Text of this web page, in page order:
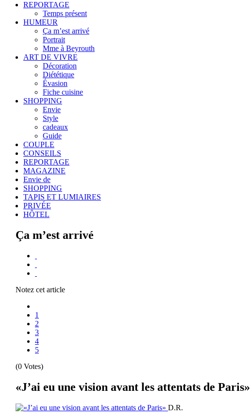
REPORTAGE
Temps présent
HUMEUR
Ça m’est arrivé
Portrait
Mme à Beyrouth
ART DE VIVRE
Décoration
Diététique
Évasion
Fiche cuisine
SHOPPING
Envie
Style
cadeaux
Guide
COUPLE
CONSEILS
REPORTAGE
MAGAZINE
Envie de
SHOPPING
TAPIS ET LUMIAIRES
PRIVÉE
HÔTEL
Ça m’est arrivé
Notez cet article
1
2
3
4
5
(0 Votes)
«J’ai eu une vision avant les attentats de Paris»
D.R.